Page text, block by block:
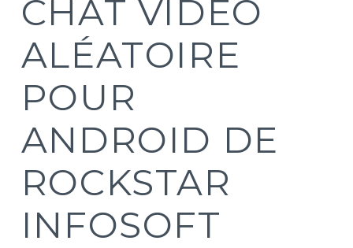
CHAT VIDÉO
ALÉATOIRE
POUR
ANDROID DE
ROCKSTAR
INFOSOFT